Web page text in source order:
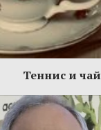
Теннис и чай